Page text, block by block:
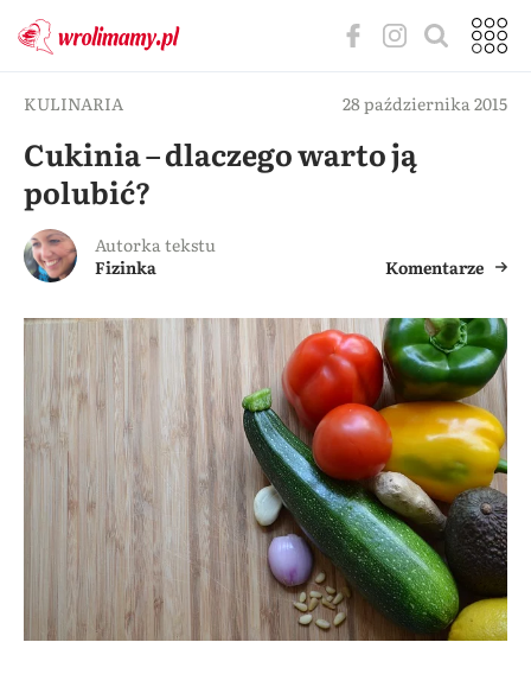
KULINARIA 28 października 2015
Cukinia – dlaczego warto ją
polubić?
Autorka tekstu
Fizinka
Komentarze